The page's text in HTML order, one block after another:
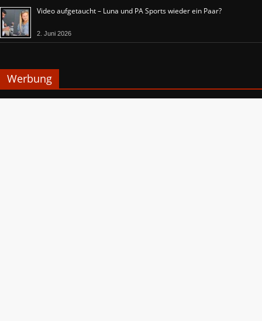
Video aufgetaucht – Luna und PA Sports wieder ein Paar?
2. Juni 2026
Werbung